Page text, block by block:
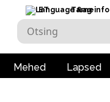
ET Tarneinfo
Mehed Lapsed